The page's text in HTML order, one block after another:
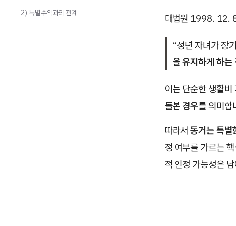
대법원 1998. 12.
“성년 자녀가 장
을 유지하게 하는
이는 단순한 생활비
돌본 경우를 의미합
따라서 동거는 특별
정 여부를 가르는
적 인정 가능성은
2) 특별수익과의 관계